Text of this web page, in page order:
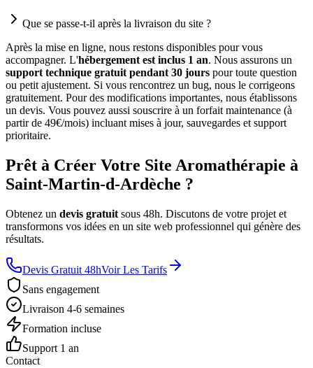
Que se passe-t-il après la livraison du site ?
Après la mise en ligne, nous restons disponibles pour vous
accompagner. L'hébergement est inclus 1 an. Nous assurons un
support technique gratuit pendant 30 jours pour toute question
ou petit ajustement. Si vous rencontrez un bug, nous le corrigeons
gratuitement. Pour des modifications importantes, nous établissons
un devis. Vous pouvez aussi souscrire à un forfait maintenance (à
partir de 49€/mois) incluant mises à jour, sauvegardes et support
prioritaire.
Prêt à Créer Votre Site Aromathérapie à
Saint-Martin-d-Ardèche ?
Obtenez un devis gratuit sous 48h. Discutons de votre projet et
transformons vos idées en un site web professionnel qui génère des
résultats.
Devis Gratuit 48hVoir Les Tarifs
Sans engagement
Livraison 4-6 semaines
Formation incluse
Support 1 an
Contact